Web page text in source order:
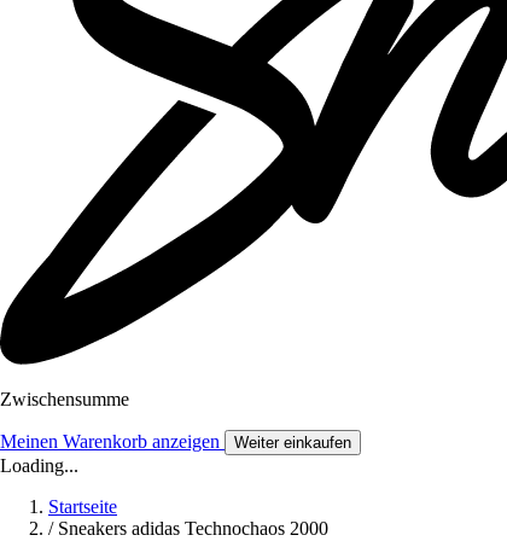
Zwischensumme
Meinen Warenkorb anzeigen Weiter einkaufen
Loading...
Startseite
/ Sneakers adidas Technochaos 2000